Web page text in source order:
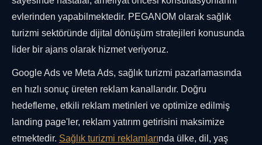
evlerinden yapabilmektedir. PEGANOM olarak sağlık
turizmi sektöründe dijital dönüşüm stratejileri konusunda
lider bir ajans olarak hizmet veriyoruz.
Google Ads ve Meta Ads, sağlık turizmi pazarlamasında
en hızlı sonuç üreten reklam kanallarıdır. Doğru
hedefleme, etkili reklam metinleri ve optimize edilmiş
landing page'ler, reklam yatırım getirisini maksimize
etmektedir. Sağlık turizmi reklamlarında ülke, dil, yaş